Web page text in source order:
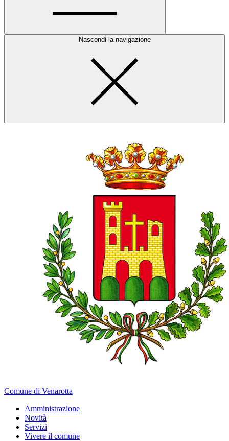
Nascondi la navigazione
Comune di Venarotta
Amministrazione
Novità
Servizi
Vivere il comune